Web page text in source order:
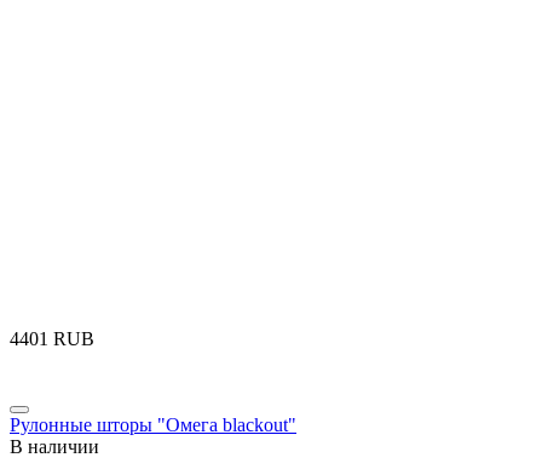
‍4401‍ RUB
Рулонные шторы "Омега blackout"
В наличии